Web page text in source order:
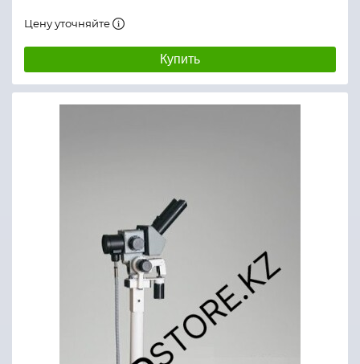
Цену уточняйте
Купить